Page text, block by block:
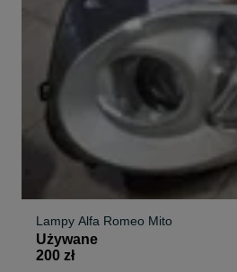
Lampy Alfa Romeo Mito
Używane
200 zł